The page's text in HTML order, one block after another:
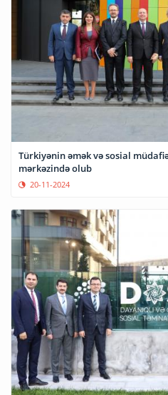
Türkiyənin əmək və sosial
mərkəzində olub
20-11-2024